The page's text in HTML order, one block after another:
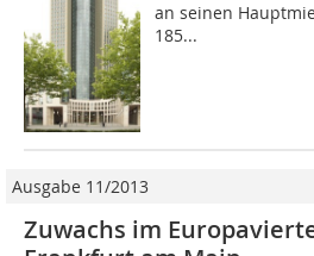
an seinen
185...
Ausgabe 11/2013
Zuwachs im